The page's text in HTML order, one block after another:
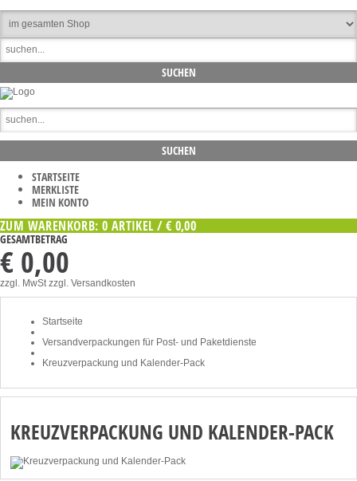
STARTSEITE
MERKLISTE
MEIN KONTO
ZUM WARENKORB: 0 ARTIKEL / € 0,00
GESAMTBETRAG
€ 0,00
zzgl. MwStzzgl. Versandkosten
Startseite
Versandverpackungen für Post- und Paketdienste
Kreuzverpackung und Kalender-Pack
KREUZVERPACKUNG UND KALENDER-PACK